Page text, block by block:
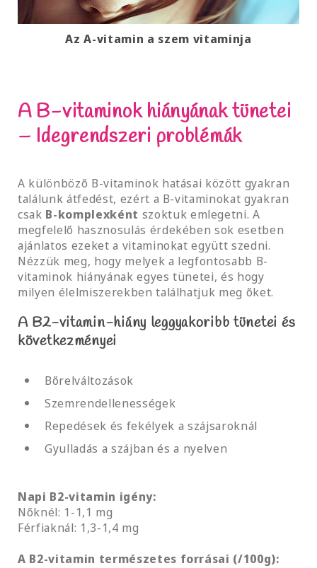
Az A-vitamin a szem vitaminja
A B-vitaminok hiányának tünetei
– Idegrendszeri problémák
A különböző B-vitaminok hatásai között gyakran
találunk átfedést, ezért a B-vitaminokat gyakran
csak B-komplexként szoktuk emlegetni. A
megfelelő hasznosulás érdekében sok esetben
ajánlatos ezeket a vitaminokat együtt szedni.
Nézzük meg, hogy melyek a legfontosabb B-
vitaminok hiányának egyes tünetei, és hogy
milyen élelmiszerekben találhatjuk meg őket.
A B2-vitamin-hiány leggyakoribb tünetei és
következményei
Bőrelváltozások
Szemrendellenességek
Repedések és fekélyek a szájsaroknál
Gyulladás a szájban és a nyelven
Napi B2-vitamin igény:
Nőknél: 1-1,1 mg
Férfiaknál: 1,3-1,4 mg
A B2-vitamin természetes forrásai (/100g):